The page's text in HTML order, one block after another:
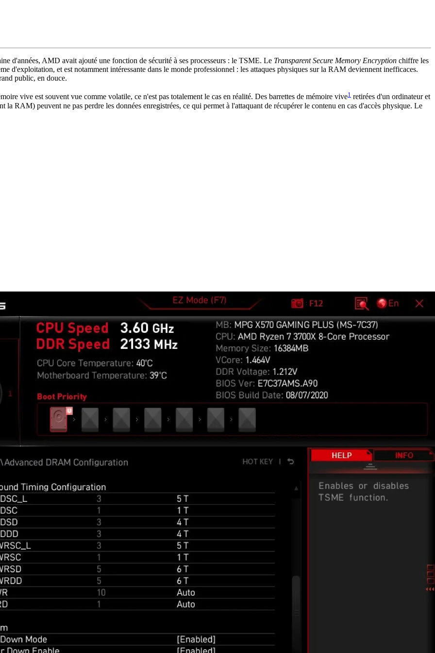
d'années, AMD avait ajouté une fonction de sécurité à ses processeurs : le TSME. Le Transparent Secure Memory Encryption chiffre les
d'exploitation, et est notamment intéressante dans le monde professionnel : les attaques physiques sur la RAM deviennent inefficaces.
public, en douce.
vive est souvent vue comme volatile, ce n'est pas totalement le cas en réalité. Des barrettes de mémoire vive1 retirées d'un ordinateur et
la RAM) peuvent ne pas perdre les données enregistrées, ce qui permet à l'attaquant de récupérer le contenu en cas d'accès physique. Le